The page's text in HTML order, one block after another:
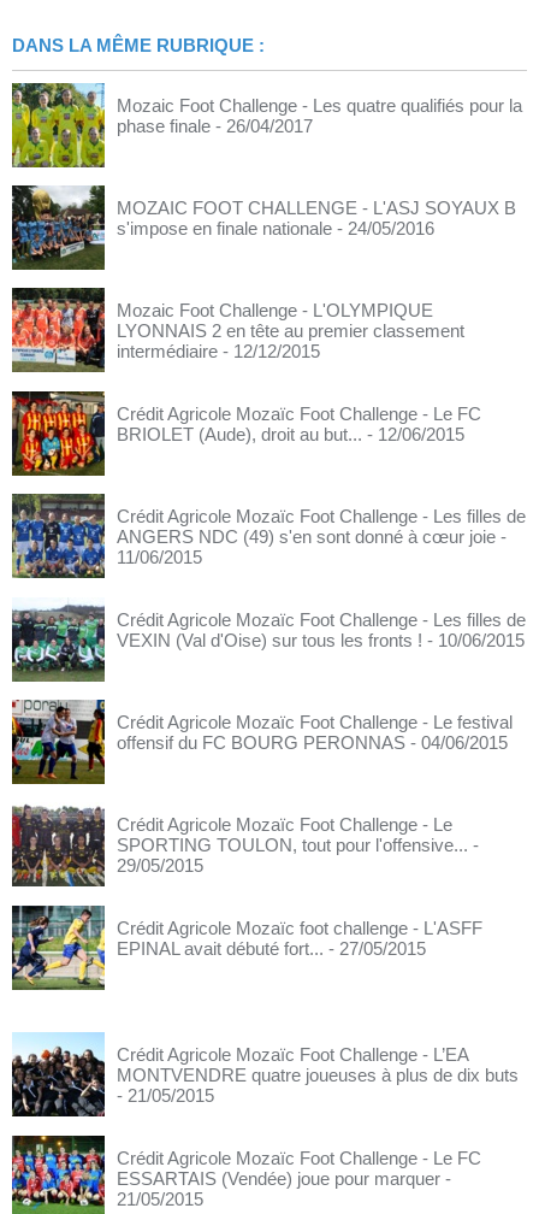
DANS LA MÊME RUBRIQUE :
Mozaic Foot Challenge - Les quatre qualifiés pour la
phase finale - 26/04/2017
MOZAIC FOOT CHALLENGE - L'ASJ SOYAUX B
s'impose en finale nationale - 24/05/2016
Mozaic Foot Challenge - L'OLYMPIQUE
LYONNAIS 2 en tête au premier classement
intermédiaire - 12/12/2015
Crédit Agricole Mozaïc Foot Challenge - Le FC
BRIOLET (Aude), droit au but... - 12/06/2015
Crédit Agricole Mozaïc Foot Challenge - Les filles de
ANGERS NDC (49) s'en sont donné à cœur joie -
11/06/2015
Crédit Agricole Mozaïc Foot Challenge - Les filles de
VEXIN (Val d'Oise) sur tous les fronts ! - 10/06/2015
Crédit Agricole Mozaïc Foot Challenge - Le festival
offensif du FC BOURG PERONNAS - 04/06/2015
Crédit Agricole Mozaïc Foot Challenge - Le
SPORTING TOULON, tout pour l'offensive... -
29/05/2015
Crédit Agricole Mozaïc foot challenge - L'ASFF
EPINAL avait débuté fort... - 27/05/2015
Crédit Agricole Mozaïc Foot Challenge - L’EA
MONTVENDRE quatre joueuses à plus de dix buts
- 21/05/2015
Crédit Agricole Mozaïc Foot Challenge - Le FC
ESSARTAIS (Vendée) joue pour marquer -
21/05/2015